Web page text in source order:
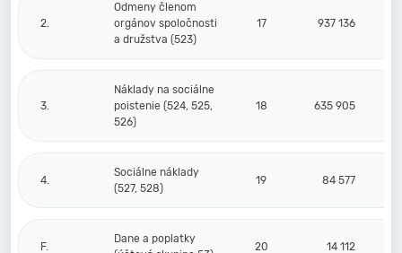
2.
Odmeny členom
orgánov spoločnosti
a družstva (523)
17 937 136
3.
Náklady na sociálne
poistenie (524, 525,
526)
18 635 905
4.
Sociálne náklady
(527, 528)
19 84 577
F.
Dane a poplatky
20 14 112